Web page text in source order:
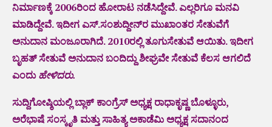
ನಿರ್ಮಾಣಕ್ಕೆ 2006ರಿಂದ ಹೋರಾಟ ನಡೆಸಿದ್ದೇವೆ. ಎಲ್ಲರಿಗೂ ಮನವಿ
ಮಾಡಿದ್ದೇವೆ. ಇದೀಗ ಎಸ್.ಸಂಶುದ್ದೀನ್‌ರ ಮುಖಾಂತರ ಸೇತುವೆಗೆ
ಅನುದಾನ ಮಂಜೂರಾಗಿದೆ. 2010ರಲ್ಲಿ ತೂಗುಸೇತುವೆ ಆಯಿತು. ಇದೀಗ
ಬೃಹತ್ ಸೇತುವೆ ಅನುದಾನ ಬಂದಿದ್ದು ಶೀಘ್ರವೇ ಸೇತುವೆ ಕೆಲಸ ಆಗಲಿದೆ
ಎಂದು ಹೇಳಿದರು.
ಸುದ್ದಿಗೋಷ್ಠಿಯಲ್ಲಿ ಬ್ಲಾಕ್ ಕಾಂಗ್ರೆಸ್ ಅಧ್ಯಕ್ಷ ರಾಧಾಕೃಷ್ಣ ಬೊಳ್ಳೂರು,
ಅರೆಭಾಷೆ ಸಂಸ್ಕೃತಿ ಮತ್ತು ಸಾಹಿತ್ಯ ಅಕಾಡೆಮಿ ಅಧ್ಯಕ್ಷ ಸದಾನಂದ